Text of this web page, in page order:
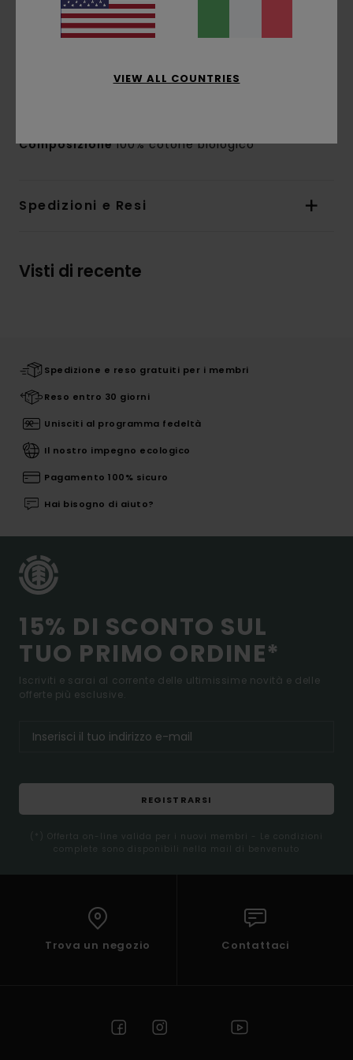
Maniche:maniche corte
Chiusura: chiusura con bottoni
Altre caratteristiche:__ bottoni occhio di
Composizione100% cotone biologico
Spedizioni e Resi
Visti di recente
Spedizione e reso gratuiti per i membri
Reso entro 30 giorni
Unisciti al programma fedeltà
Il nostro impegno ecologico
Pagamento 100% sicuro
Hai bisogno di aiuto?
15% DI SCONTO SUL
TUO PRIMO ORDINE*
Iscriviti e sarai al corrente delle ultimissime novità e delle
offerte più esclusive.
REGISTRARSI
(*) Offerta on-line valida per i nuovi membri - Le condizioni
complete sono disponibili nella mail di benvenuto
Trova un negozio Contattaci
VIEW ALL COUNTRIES